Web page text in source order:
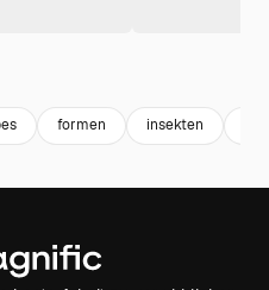
formen insekten